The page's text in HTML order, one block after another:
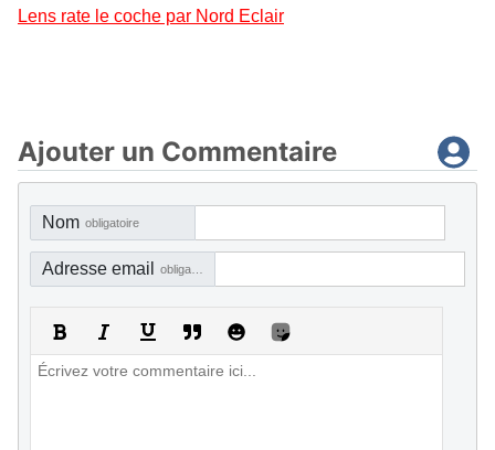
Lens rate le coche par Nord Eclair
Ajouter un Commentaire
Nom obligatoire
Adresse email